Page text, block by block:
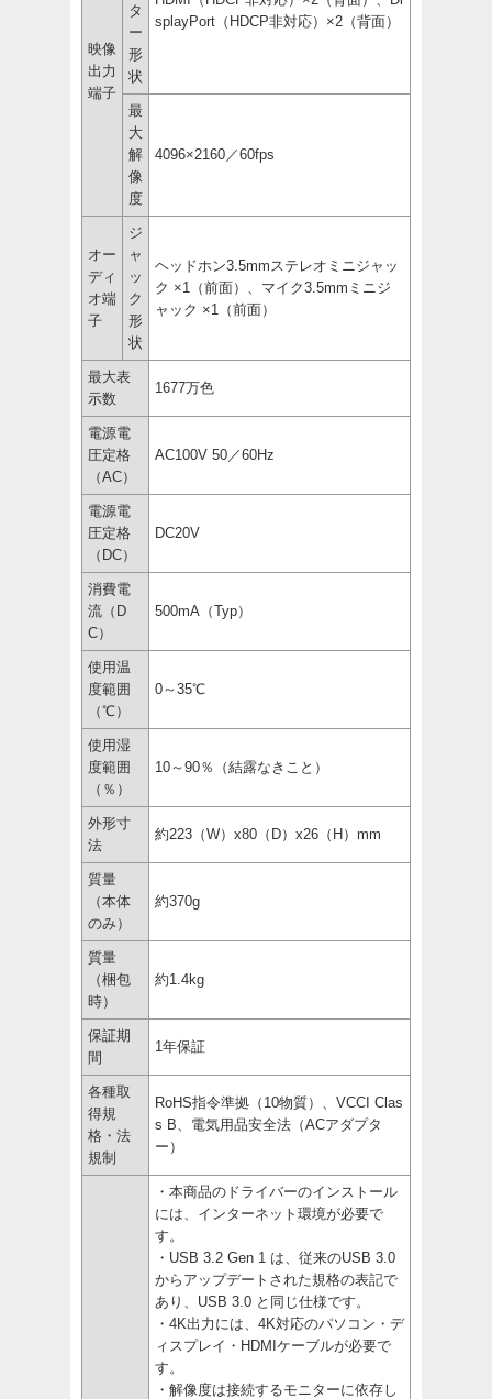
映像
出力
端子
タ
ー
形
状
splayPort（HDCP非対応）×2（背面）
最
大
解
像
度
4096×2160／60fps
オー
ディ
オ端
子
ジ
ャ
ッ
ク
形
状
ヘッドホン3.5mmステレオミニジャッ
ク ×1（前面）、マイク3.5mmミニジ
ャック ×1（前面）
最大表
示数
1677万色
電源電
圧定格
（AC）
AC100V 50／60Hz
電源電
圧定格
（DC）
DC20V
消費電
流（D
C）
500mA（Typ）
使用温
度範囲
（℃）
0～35℃
使用湿
度範囲
（％）
10～90％（結露なきこと）
外形寸
法
約223（W）x80（D）x26（H）mm
質量
（本体
のみ）
約370g
質量
（梱包
時）
約1.4kg
保証期
間
1年保証
各種取
得規
格・法
規制
RoHS指令準拠（10物質）、VCCI Clas
s B、電気用品安全法（ACアダプタ
ー）
・本商品のドライバーのインストール
には、インターネット環境が必要で
す。
・USB 3.2 Gen 1 は、従来のUSB 3.0
からアップデートされた規格の表記で
あり、USB 3.0 と同じ仕様です。
・4K出力には、4K対応のパソコン・デ
ィスプレイ・HDMIケーブルが必要で
す。
・解像度は接続するモニターに依存し